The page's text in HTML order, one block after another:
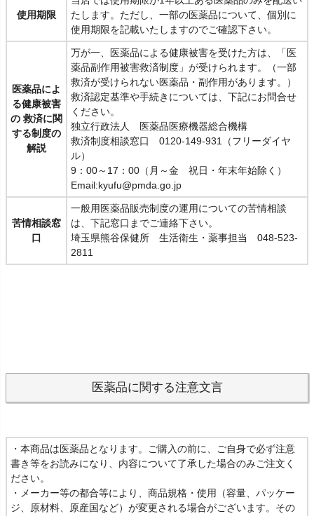
使用期限
たします。ただし、一部の医薬品について、個別に
使用期限を記載いたしますのでご確認下さい。
医薬品によ
る健康被害
の 救済に関
する制度の
解説
万が一、医薬品による健康被害を受けた方は、「医
薬品副作用被害救済制度」が受けられます。（一部
救済が受けられない医薬品・副作用があります。）
救済認定基準や手続きについては、下記にお問合せ
ください。
独立行政法人 医薬品医療機器総合機構
救済制度相談窓口 0120-149-931（フリーダイヤ
ル）
9：00～17：00（月～金 祝日・年末年始除く）
Email:kyufu@pmda.go.jp
苦情相談窓
口
一般用医薬品販売制度の運用についての苦情相談
は、下記窓口までご連絡下さい。
埼玉県熊谷保健所 生活衛生・薬事担当 048-523-
2811
医薬品に関する注意文言
・本商品は医薬品となります。ご購入の前に、ご自身で必ず注意
書き等をお読みになり、内容について了承した場合のみご注文く
ださい。
・メーカー等の都合等により、商品規格・使用（容量、パッケー
ジ、原材料、原産国など）が変更される場合がございます。その